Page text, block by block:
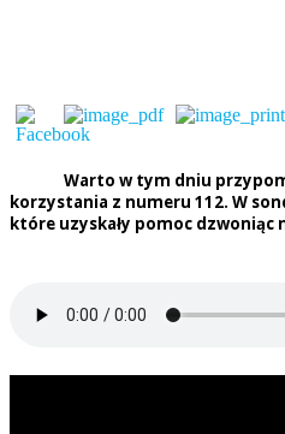
Warto w tym dniu
korzystania z numeru 112. W
które uzyskały pomoc dzwoniąc